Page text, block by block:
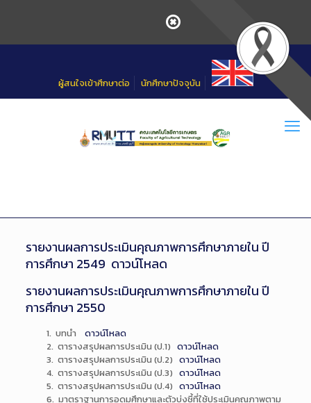
ผู้สนใจเข้าศึกษาต่อ นักศึกษาปัจจุบัน
รายงานผลการประเมินคุณภาพการศึกษาภายใน ปี
การศึกษา 2549 ดาวน์โหลด
รายงานผลการประเมินคุณภาพการศึกษาภายใน ปี
การศึกษา 2550
1. บทนำ ดาวน์โหลด
2. ตารางสรุปผลการประเมิน (ป.1) ดาวน์โหลด
3. ตารางสรุปผลการประเมิน (ป.2) ดาวน์โหลด
4. ตารางสรุปผลการประเมิน (ป.3) ดาวน์โหลด
5. ตารางสรุปผลการประเมิน (ป.4) ดาวน์โหลด
6. มาตราฐานการอุดมศึกษาและตัวบ่งชี้ที่ใช้ประเมินคุณภาพตาม